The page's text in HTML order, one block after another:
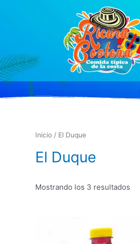
Inicio / El Duque
El Duque
Mostrando los 3 resultados